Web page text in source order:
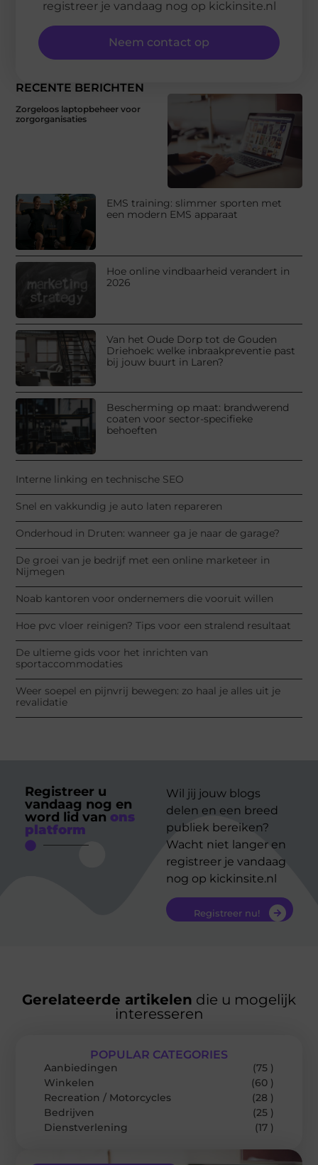
RECENTE BERICHTEN
Zorgeloos laptopbeheer voor
zorgorganisaties
EMS training: slimmer sporten met
een modern EMS apparaat
Hoe online vindbaarheid verandert in
2026
Van het Oude Dorp tot de Gouden
Driehoek: welke inbraakpreventie past
bij jouw buurt in Laren?
Bescherming op maat: brandwerend
coaten voor sector-specifieke
behoeften
Interne linking en technische SEO
Snel en vakkundig je auto laten repareren
Onderhoud in Druten: wanneer ga je naar de garage?
De groei van je bedrijf met een online marketeer in
Nijmegen
Noab kantoren voor ondernemers die vooruit willen
Hoe pvc vloer reinigen? Tips voor een stralend resultaat
De ultieme gids voor het inrichten van
sportaccommodaties
Weer soepel en pijnvrij bewegen: zo haal je alles uit je
revalidatie
registreer je vandaag nog op kickinsite.nl
Neem contact op
Registreer u
vandaag nog en
word lid van ons
platform
Wil jij jouw blogs
delen en een breed
publiek bereiken?
Wacht niet langer en
registreer je vandaag
nog op kickinsite.nl
Registreer nu!
Gerelateerde artikelen die u mogelijk
interesseren
POPULAR CATEGORIES
Aanbiedingen
(75 )
Winkelen
(60 )
Recreation / Motorcycles
(28 )
Bedrijven
(25 )
Dienstverlening
(17 )